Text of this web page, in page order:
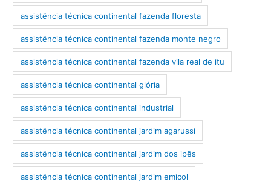
assistência técnica continental fazenda floresta
assistência técnica continental fazenda monte negro
assistência técnica continental fazenda vila real de itu
assistência técnica continental glória
assistência técnica continental industrial
assistência técnica continental jardim agarussi
assistência técnica continental jardim dos ipês
assistência técnica continental jardim emicol